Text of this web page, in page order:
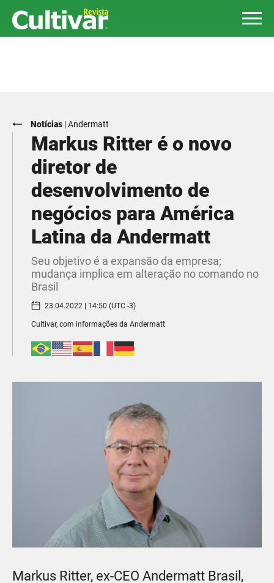
Notícias |Andermatt
Markus Ritter é o novo
diretor de
desenvolvimento de
negócios para América
Latina da Andermatt
Seu objetivo é a expansão da empresa;
mudança implica em alteração no comando no
Brasil
23.04.2022 | 14:50 (UTC -3)
Cultivar, com informações da Andermatt
Markus Ritter, ex-CEO Andermatt Brasil,